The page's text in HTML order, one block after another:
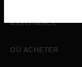
ASSISTANCE
OÙ ACHETER